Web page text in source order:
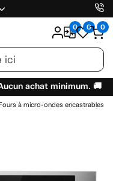
0 0 0
achat minimum. 🚚
à micro-ondes encastrables